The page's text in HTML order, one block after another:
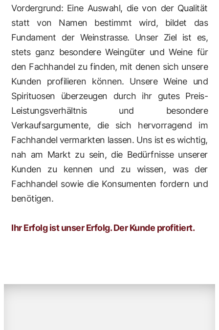
Vordergrund: Eine Auswahl, die von der Qualität
statt von Namen bestimmt wird, bildet das
Fundament der Weinstrasse. Unser Ziel ist es,
stets ganz besondere Weingüter und Weine für
den Fachhandel zu finden, mit denen sich unsere
Kunden profilieren können. Unsere Weine und
Spirituosen überzeugen durch ihr gutes Preis-
Leistungsverhältnis und besondere
Verkaufsargumente, die sich hervorragend im
Fachhandel vermarkten lassen. Uns ist es wichtig,
nah am Markt zu sein, die Bedürfnisse unserer
Kunden zu kennen und zu wissen, was der
Fachhandel sowie die Konsumenten fordern und
benötigen.
Ihr Erfolg ist unser Erfolg. Der Kunde profitiert.